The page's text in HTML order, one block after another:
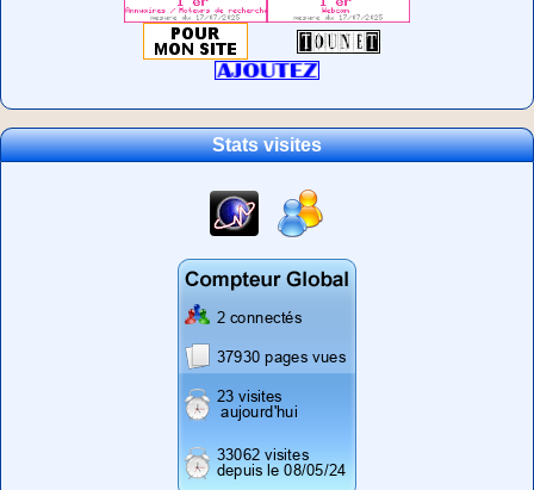
Stats visites